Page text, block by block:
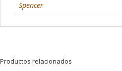
Spencer
Productos relacionados